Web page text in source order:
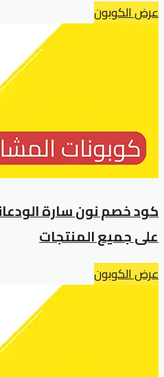
عرض الكوبون
على جميع المنتجات
عرض الكوبون